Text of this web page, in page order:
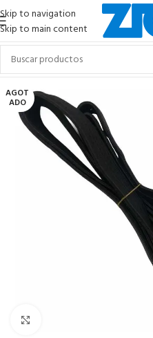
Skip to navigation
Skip to main content
AGOT
ADO